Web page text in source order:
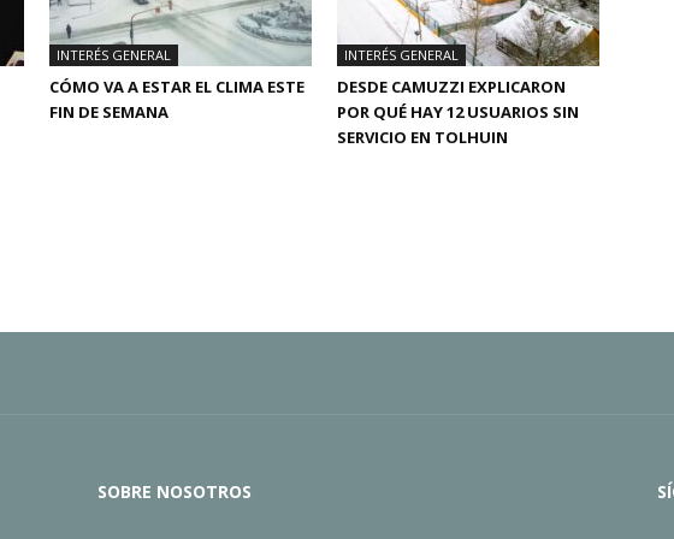
INTERÉS GENERAL
CÓMO VA A ESTAR EL CLIMA ESTE
FIN DE SEMANA
INTERÉS GENERAL
DESDE CAMUZZI EXPLICARON
POR QUÉ HAY 12 USUARIOS SIN
SERVICIO EN TOLHUIN
SOBRE NOSOTROS